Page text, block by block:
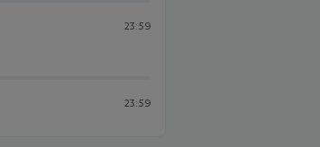
23:59
23:59